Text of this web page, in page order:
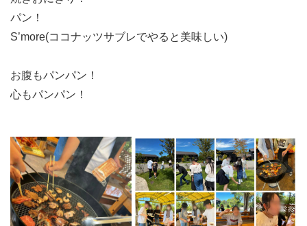
パン！
S’more(ココナッツサブレでやると美味しい)
お腹もパンパン！
心もパンパン！